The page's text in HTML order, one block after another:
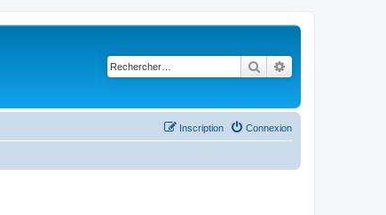
Rechercher
Connexion
Inscription